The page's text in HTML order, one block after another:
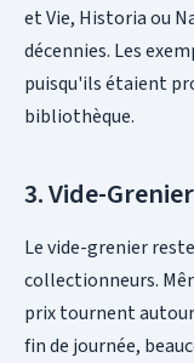
et Vie, Historia ou
décennies. Les
puisqu'ils étaient
bibliothèque.
3. Vide-
Le vide-grenier
collectionneurs.
prix tournent autour
fin de journée,